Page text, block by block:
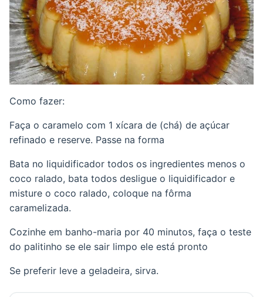
Como fazer:
Faça o caramelo com 1 xícara de (chá) de açúcar
refinado e reserve. Passe na forma
Bata no liquidificador todos os ingredientes menos o
coco ralado, bata todos desligue o liquidificador e
misture o coco ralado, coloque na fôrma
caramelizada.
Cozinhe em banho-maria por 40 minutos, faça o teste
do palitinho se ele sair limpo ele está pronto
Se preferir leve a geladeira, sirva.